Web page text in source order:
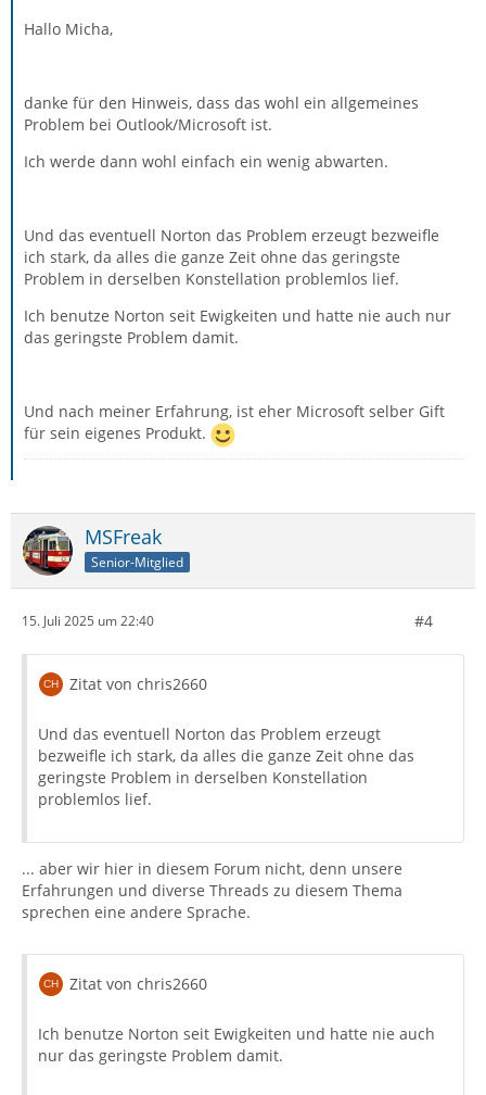
Hallo Micha,
danke für den Hinweis, dass das wohl ein allgemeines
Problem bei Outlook/Microsoft ist.
Ich werde dann wohl einfach ein wenig abwarten.
Und das eventuell Norton das Problem erzeugt bezweifle
ich stark, da alles die ganze Zeit ohne das geringste
Problem in derselben Konstellation problemlos lief.
Ich benutze Norton seit Ewigkeiten und hatte nie auch nur
das geringste Problem damit.
Und nach meiner Erfahrung, ist eher Microsoft selber Gift
für sein eigenes Produkt.
MSFreak
Senior-Mitglied
15. Juli 2025 um 22:40 #4
Zitat von chris2660
Und das eventuell Norton das Problem erzeugt
bezweifle ich stark, da alles die ganze Zeit ohne das
geringste Problem in derselben Konstellation
problemlos lief.
... aber wir hier in diesem Forum nicht, denn unsere
Erfahrungen und diverse Threads zu diesem Thema
sprechen eine andere Sprache.
Zitat von chris2660
Ich benutze Norton seit Ewigkeiten und hatte nie auch
nur das geringste Problem damit.